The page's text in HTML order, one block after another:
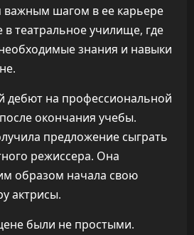
важным шагом в ее карьере
в театральное училище, где
знания и навыки
дебют на профессиональной
окончания учебы.
предложение сыграть
режиссера. Она
образом начала свою
актрисы.
были не простыми.